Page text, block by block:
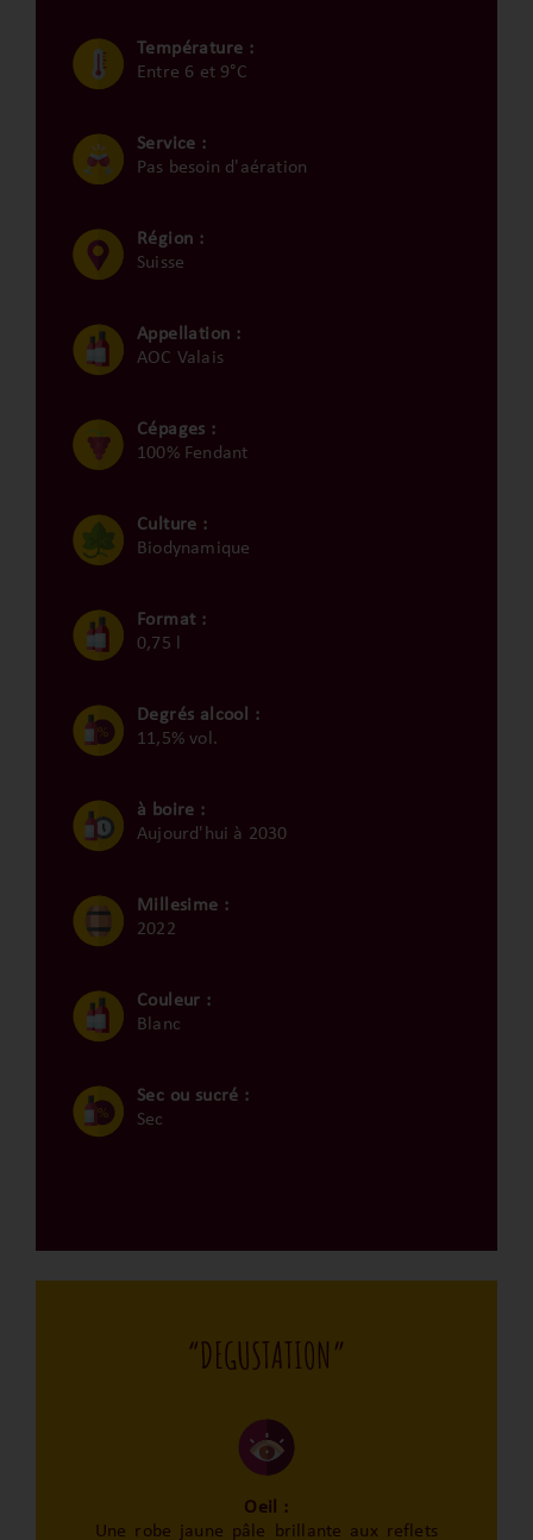
Température :
Entre 6 et 9°C
Service :
Pas besoin d'aération
Région :
Suisse
Appellation :
AOC Valais
Cépages :
100% Fendant
Culture :
Biodynamique
Format :
0,75 l
Degrés alcool :
11,5% vol.
à boire :
Aujourd'hui à 2030
Millesime :
2022
Couleur :
Blanc
Sec ou sucré :
Sec
“DEGUSTATION”
Oeil :
Une robe jaune pâle brillante aux reflets